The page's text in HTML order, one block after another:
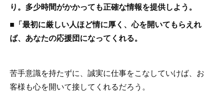
り。多少時間がかかっても正確な情報を提供しよう。
■「最初に厳しい人ほど情に厚く、心を開いてもらえれ
ば、あなたの応援団になってくれる。
苦手意識を持たずに、誠実に仕事をこなしていけば、お
客様も心を開いて接してくれるだろう。